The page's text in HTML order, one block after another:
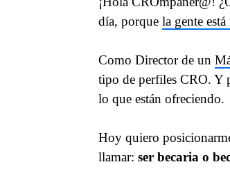
día, porque la gente
Como Director de un
tipo de perfiles CRO. Y
lo que están ofreciendo.
Hoy quiero
llamar: ser becaria o